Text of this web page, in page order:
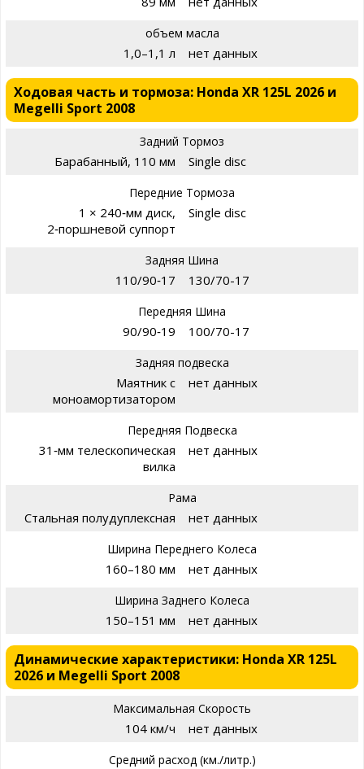
объем масла
1,0–1,1 л нет данных
Ходовая часть и тормоза: Honda XR 125L 2026 и
Megelli Sport 2008
Задний Тормоз
Барабанный, 110 мм Single disc
Передние Тормоза
1 × 240‑мм диск,
2‑поршневой суппорт
Single disc
Задняя Шина
110/90‑17 130/70-17
Передняя Шина
90/90‑19 100/70-17
Задняя подвеска
Маятник с
моноамортизатором
нет данных
Передняя Подвеска
31‑мм телескопическая
вилка
нет данных
Рама
Стальная полудуплексная нет данных
Ширина Переднего Колеса
160–180 мм нет данных
Ширина Заднего Колеса
150–151 мм нет данных
Динамические характеристики: Honda XR 125L
2026 и Megelli Sport 2008
Максимальная Скорость
104 км/ч нет данных
Средний расход (км./литр.)